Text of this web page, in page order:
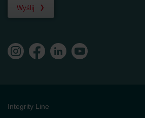
Wyślij
Integrity Line